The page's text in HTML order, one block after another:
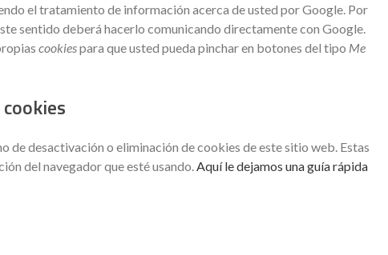
el tratamiento de información acerca de usted por Google. Por
sentido deberá hacerlo comunicando directamente con Google.
cookiespara que usted pueda pinchar en botones del tipo Me
de desactivación o eliminación de cookies de este sitio web. Estas
del navegador que esté usando. Aquí le dejamos una guía rápida